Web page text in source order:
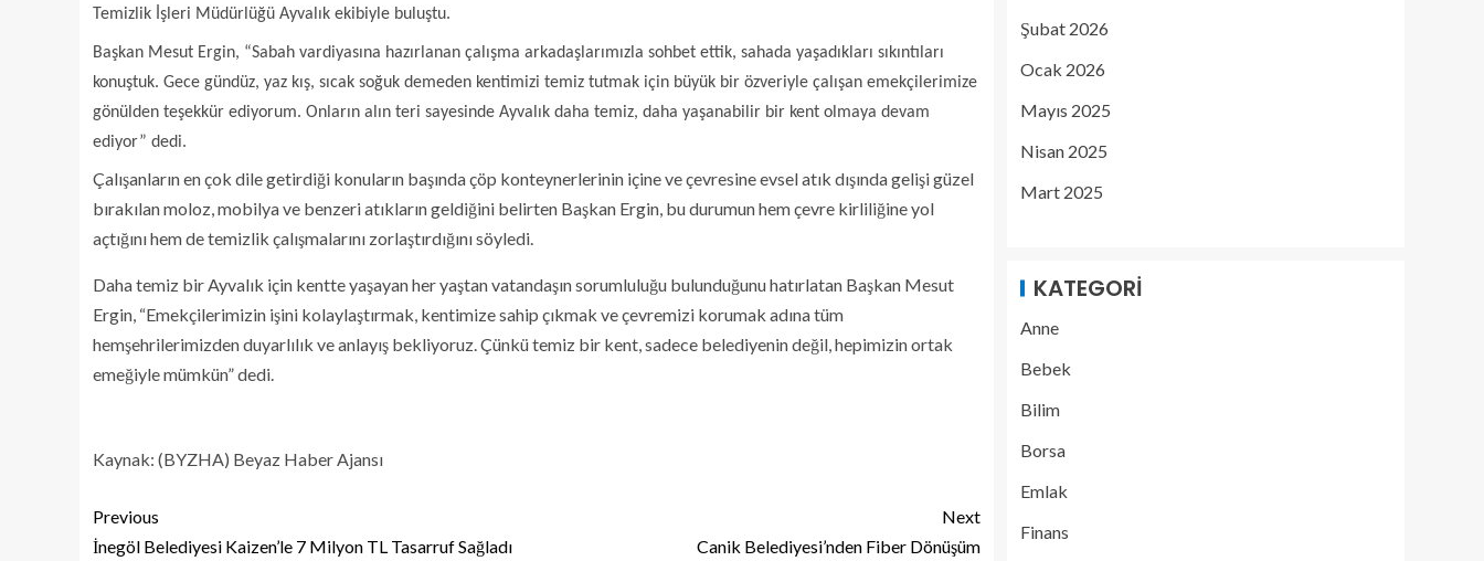
Temizlik İşleri Müdürlüğü Ayvalık ekibiyle buluştu.
Başkan Mesut Ergin, “Sabah vardiyasına hazırlanan çalışma arkadaşlarımızla sohbet ettik, sahada yaşadıkları sıkıntıları
konuştuk. Gece gündüz, yaz kış, sıcak soğuk demeden kentimizi temiz tutmak için büyük bir özveriyle çalışan emekçilerimize
gönülden teşekkür ediyorum. Onların alın teri sayesinde Ayvalık daha temiz, daha yaşanabilir bir kent olmaya devam
ediyor” dedi.
Çalışanların en çok dile getirdiği konuların başında çöp konteynerlerinin içine ve çevresine evsel atık dışında gelişi güzel
bırakılan moloz, mobilya ve benzeri atıkların geldiğini belirten Başkan Ergin, bu durumun hem çevre kirliliğine yol
açtığını hem de temizlik çalışmalarını zorlaştırdığını söyledi.
Daha temiz bir Ayvalık için kentte yaşayan her yaştan vatandaşın sorumluluğu bulunduğunu hatırlatan Başkan Mesut
Ergin, “Emekçilerimizin işini kolaylaştırmak, kentimize sahip çıkmak ve çevremizi korumak adına tüm
hemşehrilerimizden duyarlılık ve anlayış bekliyoruz. Çünkü temiz bir kent, sadece belediyenin değil, hepimizin ortak
emeğiyle mümkün” dedi.
Kaynak: (BYZHA) Beyaz Haber Ajansı
Previous
İnegöl Belediyesi Kaizen’le 7 Milyon TL Tasarruf Sağladı
Next
Canik Belediyesi’nden Fiber Dönüşüm
Şubat 2026
Ocak 2026
Mayıs 2025
Nisan 2025
Mart 2025
KATEGORI
Anne
Bebek
Bilim
Borsa
Emlak
Finans